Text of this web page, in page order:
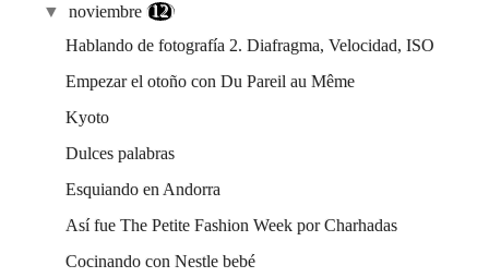
▼noviembre (12)
Hablando de fotografía 2. Diafragma, Velocidad, ISO
Empezar el otoño con Du Pareil au Même
Kyoto
Dulces palabras
Esquiando en Andorra
Así fue The Petite Fashion Week por Charhadas
Cocinando con Nestle bebé